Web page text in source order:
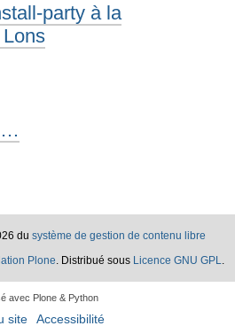
party à la
du système de gestion de contenu libre
Plone. Distribué sous Licence GNU GPL.
avec Plone & Python
site Accessibilité